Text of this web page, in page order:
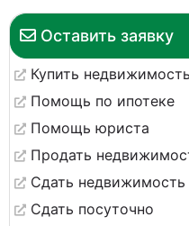
Оставить заявку
Купить недвижимость
Помощь по ипотеке
Помощь юриста
Продать
Сдать недвижимость
Сдать посуточно